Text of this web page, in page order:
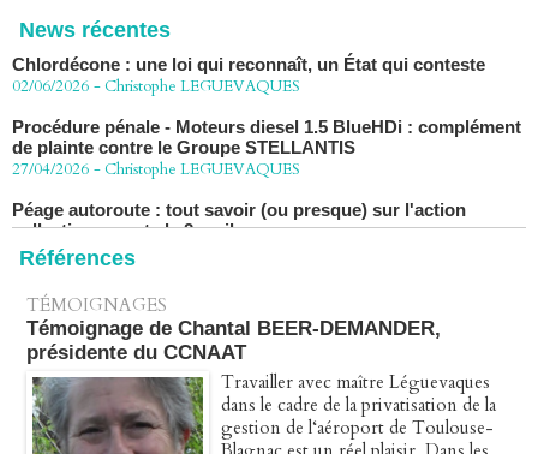
News récentes
Chlordécone : une loi qui reconnaît, un État qui conteste
Procédure pénale - Moteurs diesel 1.5 BlueHDi : complément
27/04/2026 - Christophe LEGUEVAQUES
Péage autoroute : tout savoir (ou presque) sur l'action
07/04/2026 -Christophe LEGUEVAQUES
Références
TÉMOIGNAGES
Témoignage de Chantal BEER-DEMANDER,
présidente du CCNAAT
Travailler avec maître Léguevaques
dans le cadre de la privatisation de la
gestion de l‘aéroport de Toulouse-